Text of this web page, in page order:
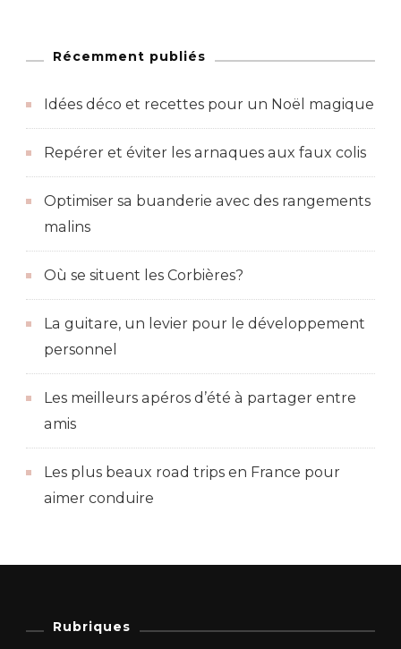
Récemment publiés
Idées déco et recettes pour un Noël magique
Repérer et éviter les arnaques aux faux colis
Optimiser sa buanderie avec des rangements
malins
Où se situent les Corbières?
La guitare, un levier pour le développement
personnel
Les meilleurs apéros d’été à partager entre
amis
Les plus beaux road trips en France pour
aimer conduire
Rubriques